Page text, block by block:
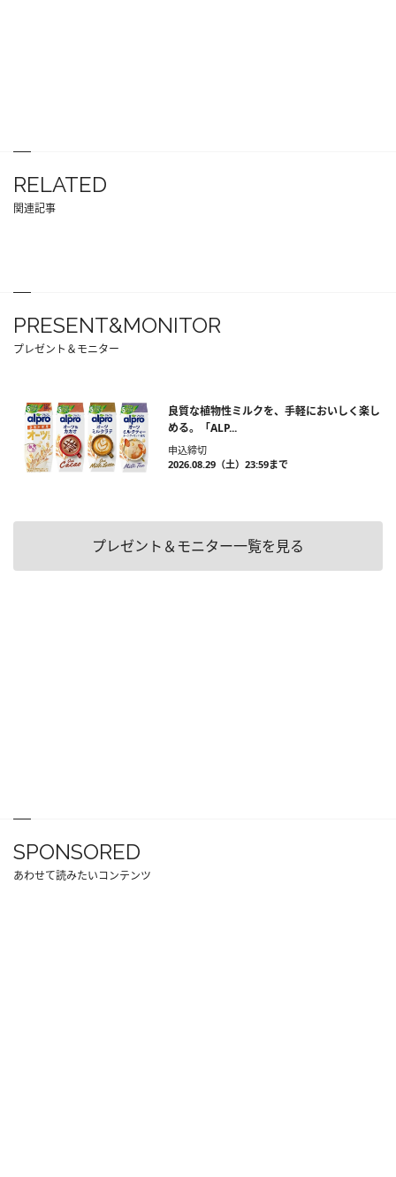
RELATED
関連記事
PRESENT&MONITOR
プレゼント＆モニター
良質な植物性ミルクを、手軽においしく楽し
める。「ALP...
申込締切
2026.08.29（土）23:59まで
プレゼント＆モニター一覧を見る
SPONSORED
あわせて読みたいコンテンツ